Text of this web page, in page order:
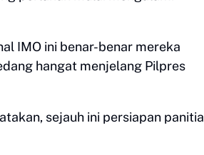
IMO ini benar-benar mereka
hangat menjelang Pilpres
sejauh ini persiapan panitia